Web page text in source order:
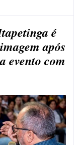
é
após
evento com